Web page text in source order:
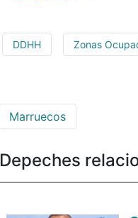
DDHH Zonas
Marruecos
Depeches